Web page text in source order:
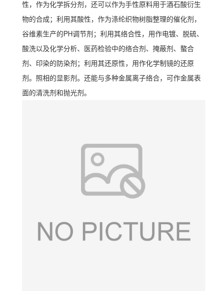
性，作为化学拆分剂，还可以作为手性原料用于酒石酸衍生
物的合成；利用其酸性，作为涤纶织物树脂整理的催化剂，
谷维素生产的PH调节剂；利用其络合性，用作电镀、脱硫、
酸洗以及化学分析、医药检验中的络合剂、掩蔽剂、螯合
剂、印染的防染剂；利用其还原性，用作化学制镜的还原
剂。照相的显影剂。还能与多种金属离子络合，可作金属表
面的清洗剂和抛光剂。